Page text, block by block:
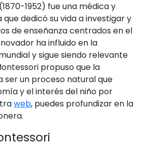
1952) fue una médica y
dedicó su vida a investigar y
de enseñanza centrados en el
ha influido en la
y sigue siendo relevante
propuso que la
ser un proceso natural que
y el interés del niño por
web, puedes profundizar en la